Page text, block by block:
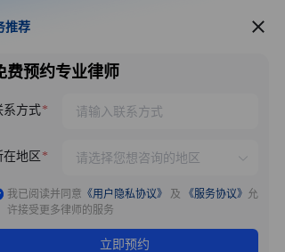
服务推荐
推荐
费预约专业律师
系方式
在地区
我已阅读并同意 《用户隐私协议》 及 《服务协议》 允
许接受更多律师的服务
立即预约